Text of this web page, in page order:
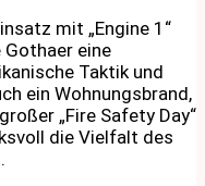
mit „Engine 1“
eine
Taktik und
ein Wohnungsbrand,
„Fire Safety Day“
die Vielfalt des